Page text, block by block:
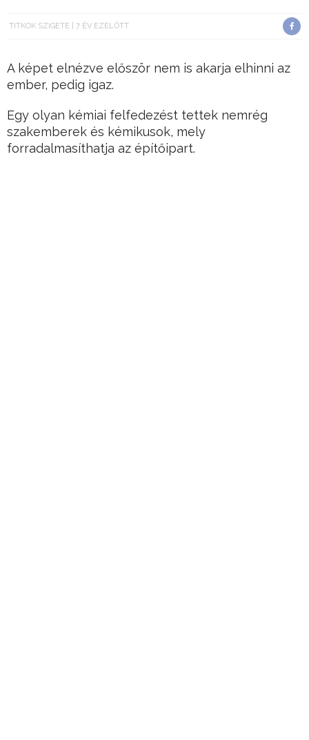
TITKOK SZIGETE 7 ÉV EZELŐTT
A képet elnézve először nem is akarja elhinni az
ember, pedig igaz.
Egy olyan kémiai felfedezést tettek nemrég
szakemberek és kémikusok, mely
forradalmasíthatja az építőipart.